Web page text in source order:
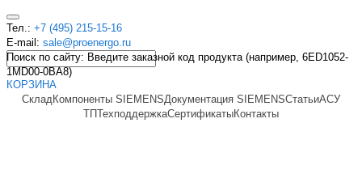
Тел.: +7 (495) 215-15-16
E-mail: sale@proenergo.ru
Поиск по сайту: Введите заказной код продукта (например, 6ED1052-
1MD00-0BA8)
КОРЗИНА
СкладКомпоненты SIEMENSДокументация SIEMENSСтатьиАСУ
ТПТехподдержкаСертификатыКонтакты